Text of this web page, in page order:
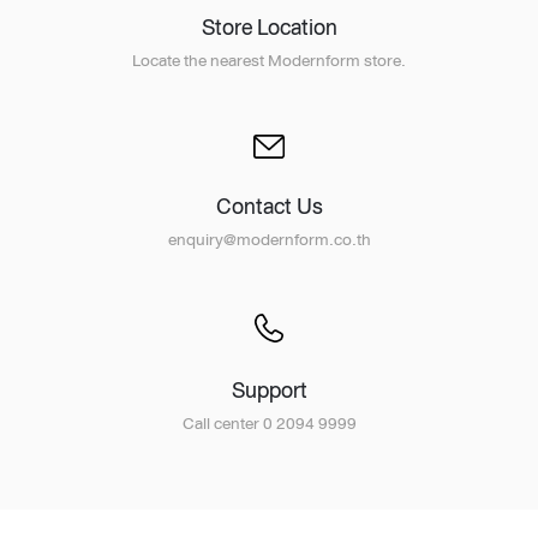
Store Location
Locate the nearest Modernform store.
Contact Us
enquiry@modernform.co.th
Support
Call center 0 2094 9999